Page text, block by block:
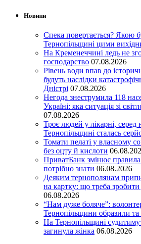
Новини
Спека повертається? Якою
Тернопільщині цими
На Кременеччині ледь не
господарство 07.08.2026
Рівень води впав до
будуть наслідки
Дністрі 07.08.2026
Негода знеструмила 118
Україні: яка ситуація зі
07.08.2026
Троє людей у лікарні, серед
Тернопільщині сталась
Томати пелаті у власному
без оцту й кислоти
ПриватБанк змінює правила
потрібно знати 06.08.2026
Деяким тернополянам
на картку: що треба
06.08.2026
“Нам дуже боляче”:
Тернопільщини образили
На Тернопільщині
загинула жінка 06.08.2026